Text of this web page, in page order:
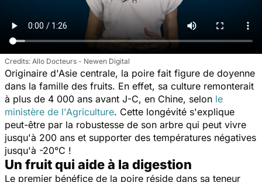
Allo Docteurs - Newen Digital
Originaire d'Asie centrale, la poire fait figure de doyenne
dans la famille des fruits. En effet, sa culture remonterait
à plus de 4 000 ans avant J-C, en Chine, selon le
ministère de l'Agriculture. Cette longévité s'explique
peut-être par la robustesse de son arbre qui peut vivre
jusqu'à 200 ans et supporter des températures négatives
jusqu'à -20°C !
Un fruit qui aide à la digestion
Le premier bénéfice de la poire réside dans sa teneur